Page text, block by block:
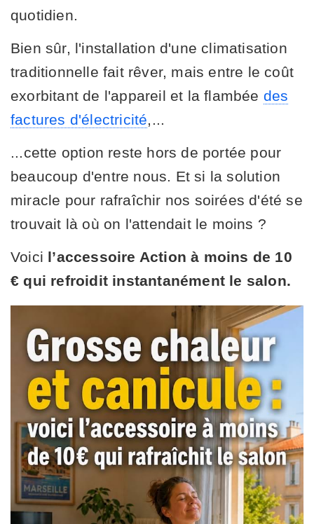
quotidien.
Bien sûr, l'installation d'une climatisation
traditionnelle fait rêver, mais entre le coût
exorbitant de l'appareil et la flambée des
factures d'électricité
...cette option reste hors de portée pour
beaucoup d'entre nous. Et si la solution
miracle pour rafraîchir nos soirées d'été se
trouvait là où on l'attendait le moins ?
Voici l’accessoire Action à moins de 10
€ qui refroidit instantanément le salon.